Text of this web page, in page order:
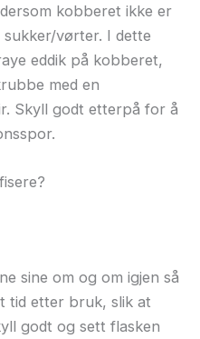
kobberet ikke er
vørter. I dette
eddik på kobberet,
med en
Skyll godt etterpå for å
sine om og om igjen så
tid etter bruk, slik at
godt og sett flasken